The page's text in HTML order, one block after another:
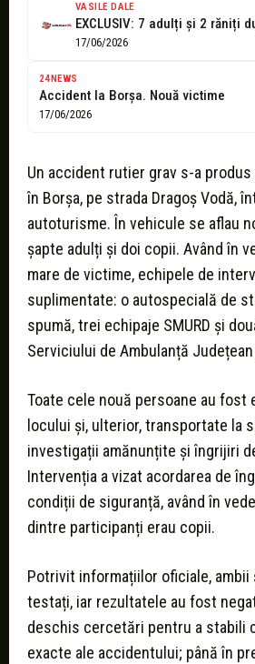
VASILE DALE
17/06/2026
24NEWS
Accident la Borșa. Nouă victime
17/06/2026
Un accident rutier grav s-a
în Borșa, pe strada Dragoș Vodă,
autoturisme. În vehicule se aflau
șapte adulți și doi copii. Având în
mare de victime, echipele de
suplimentate: o autospecială de
spumă, trei echipaje SMURD și
Serviciului de Ambulanță
Toate cele nouă persoane au fost
locului și, ulterior, transportate la
investigații amănunțite și îngrijiri
Intervenția a vizat acordarea de
condiții de siguranță, având în
dintre participanți erau copii.
Potrivit informațiilor oficiale,
testați, iar rezultatele au fost
deschis cercetări pentru a stabili
exacte ale accidentului; până în